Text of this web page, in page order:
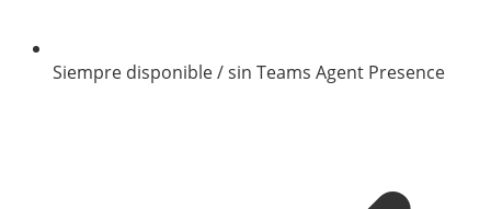
Siempre disponible / sin Teams Agent Presence